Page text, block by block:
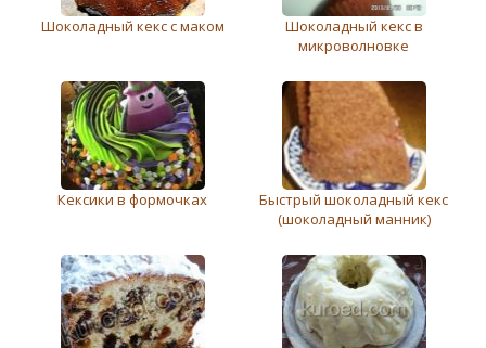
Шоколадный кекс с маком
Шоколадный кекс в
микроволновке
Кексики в формочках
Быстрый шоколадный кекс
(шоколадный манник)